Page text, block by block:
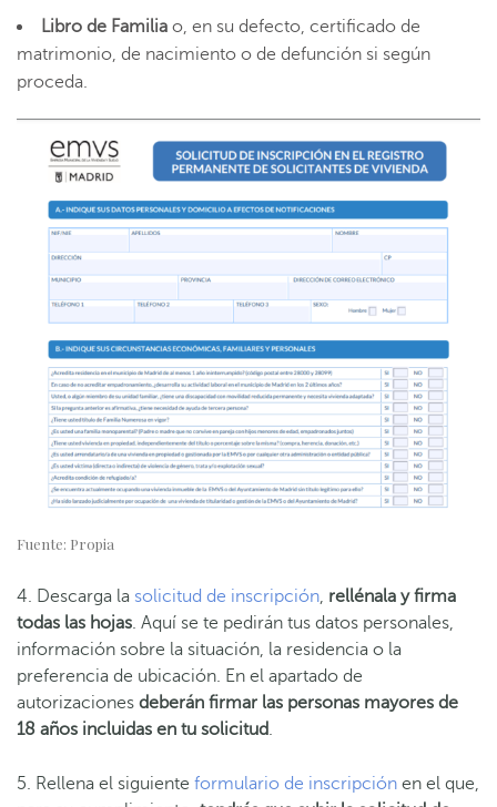
Libro de Familia o, en su defecto, certificado de
matrimonio, de nacimiento o de defunción si según
proceda.
Fuente: Propia
4. Descarga la solicitud de inscripción, rellénala y firma
todas las hojas. Aquí se te pedirán tus datos personales,
información sobre la situación, la residencia o la
preferencia de ubicación. En el apartado de
autorizaciones deberán firmar las personas mayores de
18 años incluidas en tu solicitud.
5. Rellena el siguiente formulario de inscripción en el que,